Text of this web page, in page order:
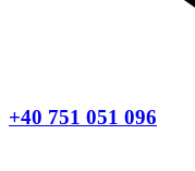
+40 751 051 096